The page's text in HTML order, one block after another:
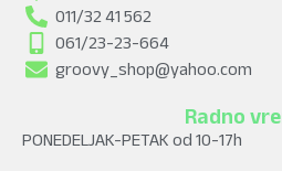
011/32 41 562
061/23-23-664
groovy_shop@yahoo.com
Radno
PONEDELJAK-PETAK od 10-17h